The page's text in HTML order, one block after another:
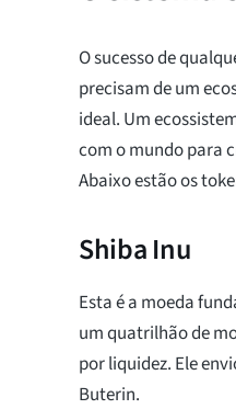
O sucesso de
precisam de um
ideal. Um
com o mundo para
Abaixo estão os
Shiba Inu
Esta é a moeda
um quatrilhão de
por liquidez. Ele
Buterin.